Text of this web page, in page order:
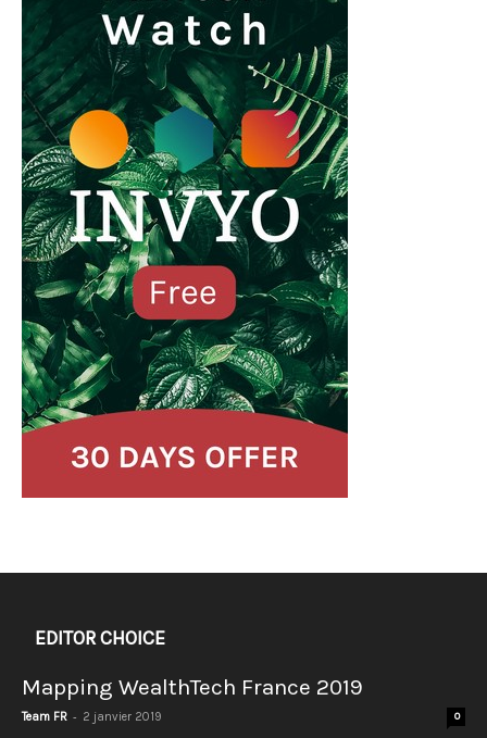
EDITOR CHOICE
Mapping WealthTech France 2019
Team FR - 2 janvier 2019 0